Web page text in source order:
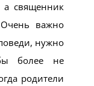
а священник
важно
нужно
более не
родители